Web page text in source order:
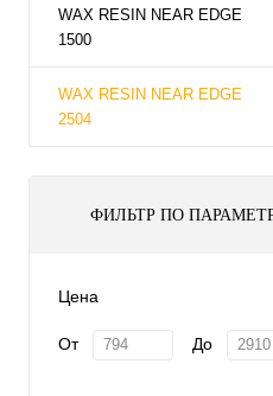
WAX RESIN NEAR EDGE
1500
WAX RESIN NEAR EDGE
2504
ФИЛЬТР ПО
Цена
От До